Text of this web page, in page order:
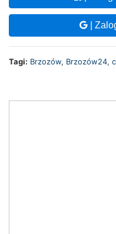
|
Tagi: Brzozów, Brzozów24,